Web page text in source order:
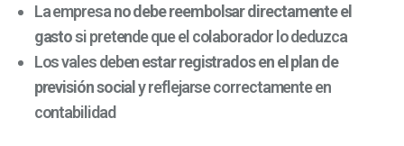
La empresano debe reembolsar directamente el
gastosi pretende que el colaborador lo deduzca
Los vales debenestar registrados en el plan de
previsión socialy reflejarse correctamente en
contabilidad